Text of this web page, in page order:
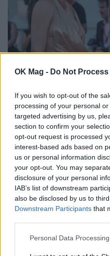
OK Mag - Do Not
If you wish to opt-out of the
processing of your personal
targeted advertising by us,
section to confirm your
opt-out request is processed
interest-based ads based on
us or personal information
your opt-out. You may
disclosure of your personal
IAB’s list of downstream
also be disclosed by us to
Downstream Participants that
Personal Data
Αντριάνα Λίμα –
CELEBRITIES
ΔΕΙΤΕ ΑΚΟΜΑ
ΑΝΤΡΙΑΝΑ ΛΙΜΑ